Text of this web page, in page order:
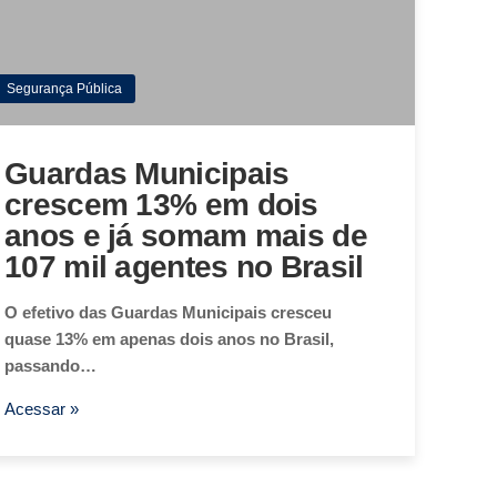
Segurança Pública
Guardas Municipais
crescem 13% em dois
anos e já somam mais de
107 mil agentes no Brasil
O efetivo das Guardas Municipais cresceu
quase 13% em apenas dois anos no Brasil,
passando…
Acessar »